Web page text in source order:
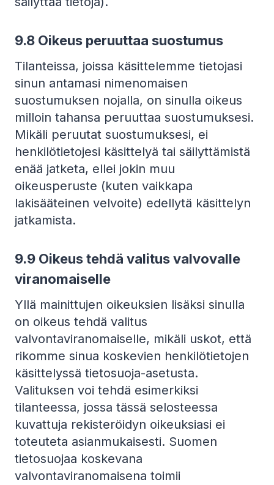
9.8 Oikeus peruuttaa suostumus
Tilanteissa, joissa käsittelemme tietojasi
sinun antamasi nimenomaisen
suostumuksen nojalla, on sinulla oikeus
milloin tahansa peruuttaa suostumuksesi.
Mikäli peruutat suostumuksesi, ei
henkilötietojesi käsittelyä tai säilyttämistä
enää jatketa, ellei jokin muu
oikeusperuste (kuten vaikkapa
lakisääteinen velvoite) edellytä käsittelyn
jatkamista.
9.9 Oikeus tehdä valitus valvovalle
viranomaiselle
Yllä mainittujen oikeuksien lisäksi sinulla
on oikeus tehdä valitus
valvontaviranomaiselle, mikäli uskot, että
rikomme sinua koskevien henkilötietojen
käsittelyssä tietosuoja-asetusta.
Valituksen voi tehdä esimerkiksi
tilanteessa, jossa tässä selosteessa
kuvattuja rekisteröidyn oikeuksiasi ei
toteuteta asianmukaisesti. Suomen
tietosuojaa koskevana
valvontaviranomaisena toimii